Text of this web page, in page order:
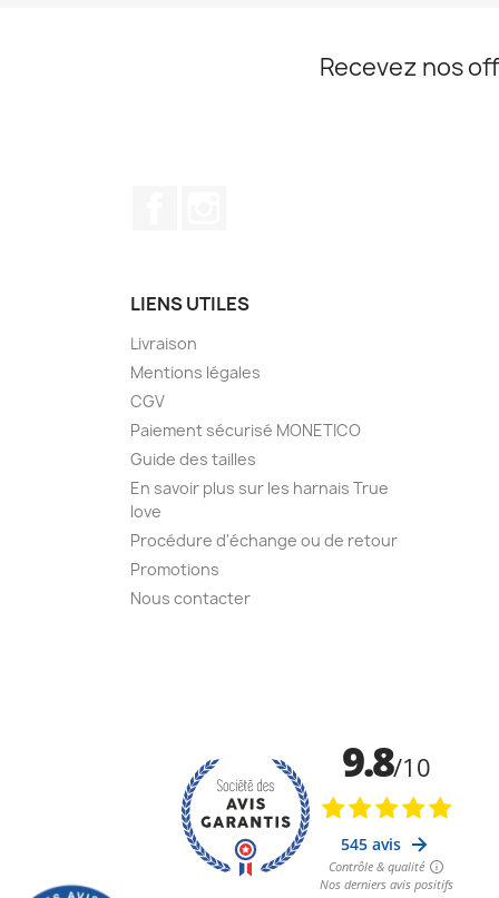
Recevez nos
LIENS UTILES
Livraison
Mentions légales
CGV
Paiement sécurisé MONETICO
Guide des tailles
En savoir plus sur les harnais True
love
Procédure d'échange ou de retour
Promotions
Nous contacter